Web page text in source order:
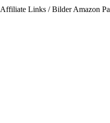
Links / Bilder Amazon